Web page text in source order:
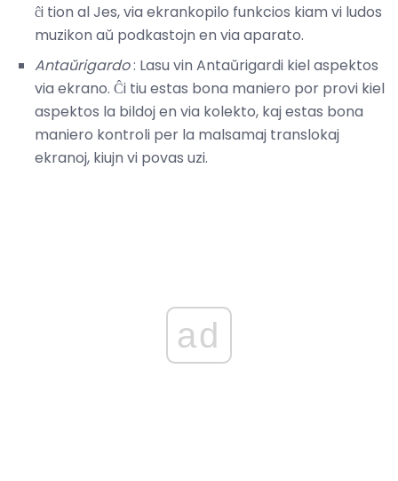
ĉi tion al Jes, via ekrankopilo funkcios kiam vi ludos
muzikon aŭ podkastojn en via aparato.
Antaŭrigardo: Lasu vin Antaŭrigardi kiel aspektos
via ekrano. Ĉi tiu estas bona maniero por provi kiel
aspektos la bildoj en via kolekto, kaj estas bona
maniero kontroli per la malsamaj translokaj
ekranoj, kiujn vi povas uzi.
ad